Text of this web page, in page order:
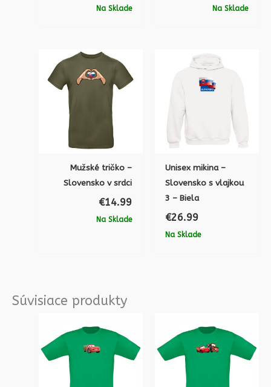
Na Sklade Na Sklade
Mužské tričko –
Slovensko v srdci
€14.99
Na Sklade
Unisex mikina –
Slovensko s vlajkou
3 – Biela
€26.99
Na Sklade
Súvisiace produkty